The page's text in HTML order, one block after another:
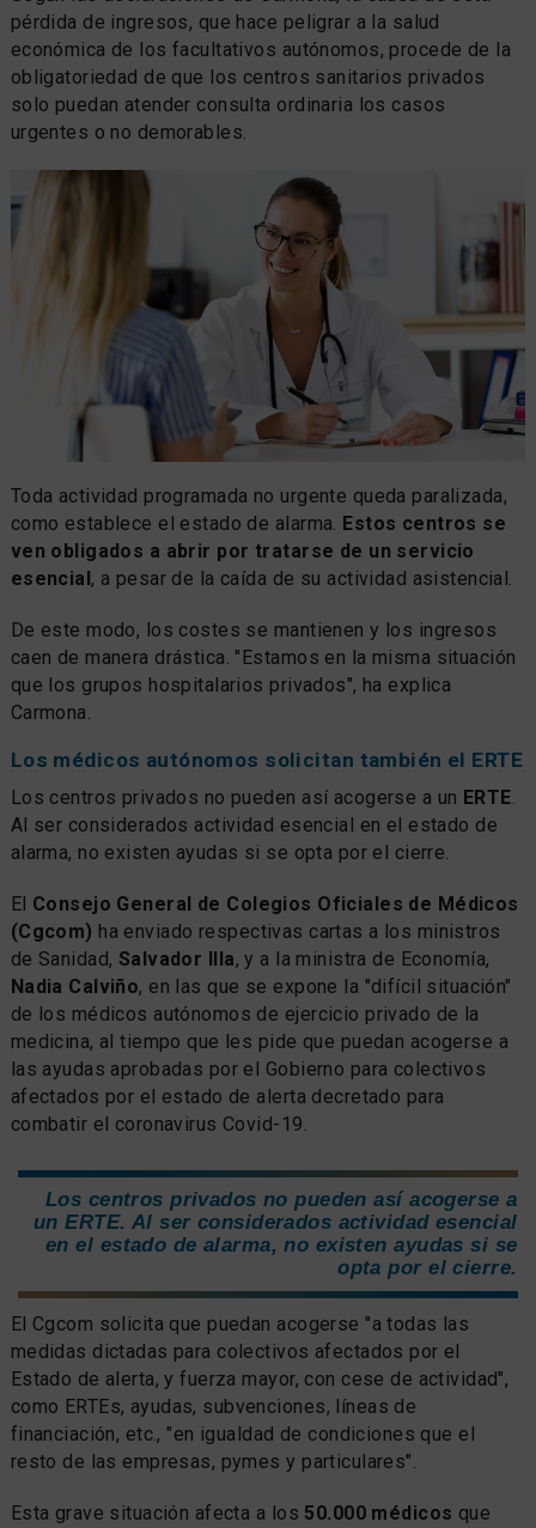
pérdida de ingresos, que hace peligrar a la salud
económica de los facultativos autónomos, procede de la
obligatoriedad de que los centros sanitarios privados
solo puedan atender consulta ordinaria los casos
urgentes o no demorables.
Toda actividad programada no urgente queda paralizada,
como establece el estado de alarma. Estos centros se
ven obligados a abrir por tratarse de un servicio
esencial, a pesar de la caída de su actividad asistencial.
De este modo, los costes se mantienen y los ingresos
caen de manera drástica. "Estamos en la misma situación
que los grupos hospitalarios privados", ha explica
Carmona.
Los médicos autónomos solicitan también el ERTE
Los centros privados no pueden así acogerse a un ERTE
Al ser considerados actividad esencial en el estado de
alarma, no existen ayudas si se opta por el cierre.
El Consejo General de Colegios Oficiales de Médicos
(Cgcom) ha enviado respectivas cartas a los ministros
de Sanidad, Salvador Illa, y a la ministra de Economía,
Nadia Calviño, en las que se expone la "difícil situación"
de los médicos autónomos de ejercicio privado de la
medicina, al tiempo que les pide que puedan acogerse a
las ayudas aprobadas por el Gobierno para colectivos
afectados por el estado de alerta decretado para
combatir el coronavirus Covid-19.
Los centros privados no pueden así acogerse a
un ERTE. Al ser considerados actividad esencial
en el estado de alarma, no existen ayudas si se
opta por el cierre.
El Cgcom solicita que puedan acogerse "a todas las
medidas dictadas para colectivos afectados por el
Estado de alerta, y fuerza mayor, con cese de actividad",
como ERTEs, ayudas, subvenciones, líneas de
financiación, etc., "en igualdad de condiciones que el
resto de las empresas, pymes y particulares".
Esta grave situación afecta a los 50.000 médicos que